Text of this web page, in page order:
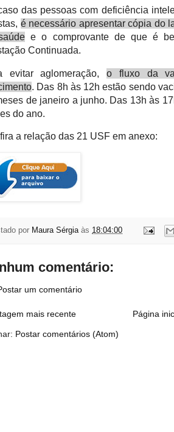
das pessoas com deficiência
é necessário apresentar cópia do
e o comprovante de que é
Continuada.
evitar aglomeração,o fluxo da
. Das 8h às 12h estão sendo
de janeiro a junho. Das 13h às
do ano.
a relação das 21 USF em anexo:
por Maura Sérgia às 18:04:00
comentário:
um comentário
mais recente Página
Postar comentários (Atom)